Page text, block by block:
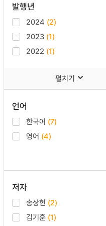
발행년
2024 (2)
2023 (1)
2022 (1)
펼치기
언어
한국어 (7)
영어 (4)
저자
송상헌 (2)
김기훈 (1)